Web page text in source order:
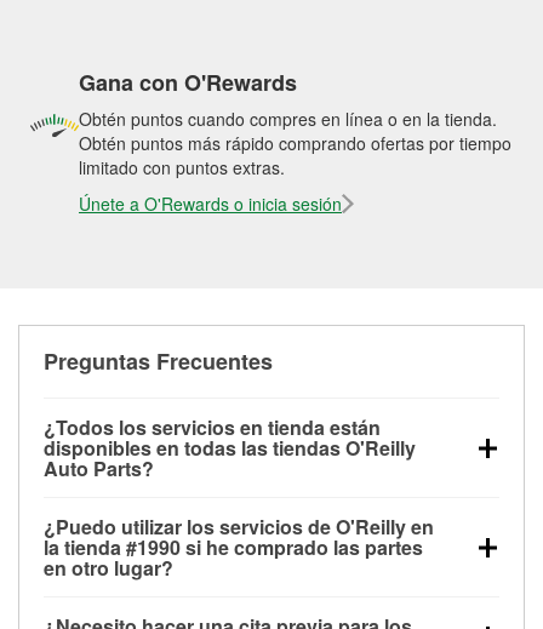
Gana con O'Rewards
Obtén puntos cuando compres en línea o en la tienda.
Obtén puntos más rápido comprando ofertas por tiempo
limitado con puntos extras.
Únete a O'Rewards o inicia sesión
Preguntas Frecuentes
¿Todos los servicios en tienda están
disponibles en todas las tiendas O'Reilly
Auto Parts?
las pruebas de batería, pruebas de alternador y
motor de arranque, revisión de la luz “Check Engine”
con O'Reilly VeriScan® e instalación de
limpiaparabrisas o bombillas, están disponibles en
¿Puedo utilizar los servicios de O'Reilly en
la tienda #1990 si he comprado las partes
en otro lugar?